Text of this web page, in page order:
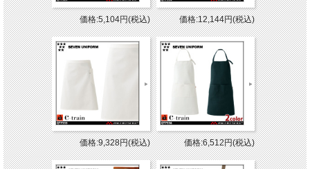
価格:5,104円(税込) 価格:12,144円(税込)
価格:9,328円(税込) 価格:6,512円(税込)